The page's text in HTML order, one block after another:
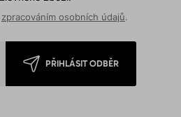
zpracováním osobních údajů.
PŘIHLÁSIT ODBĚR